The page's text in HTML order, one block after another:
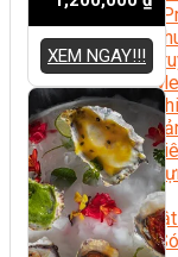
Media
Sức Khỏe
Kỹ
Chăm
XEM NGAY!!!